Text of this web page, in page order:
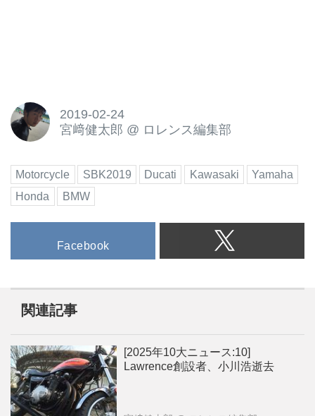
2019-02-24
宮﨑健太郎 @ ロレンス編集部
Motorcycle SBK2019 Ducati Kawasaki
Yamaha
Honda
BMW
Facebook
関連記事
[2025年10大ニュース:10]
Lawrence創設者、小川浩逝去